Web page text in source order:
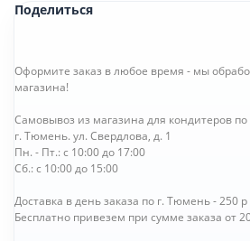
Поделиться
Оформите заказ в любое время - мы
магазина!
Самовывоз из магазина для кондитеров по
г. Тюмень. ул. Свердлова, д. 1
Пн. - Пт.: с 10:00 до 17:00
Сб.: с 10:00 до 15:00
Доставка в день заказа по г. Тюмень - 250 р
Бесплатно привезем при сумме заказа от